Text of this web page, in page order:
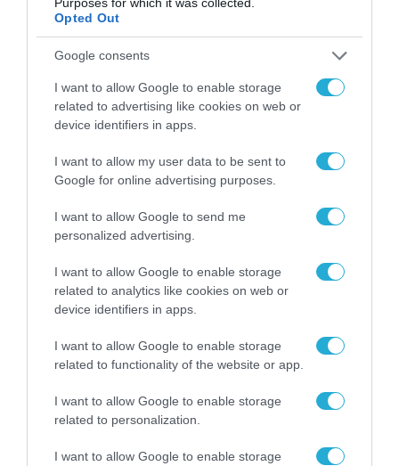
Opted Out
Google consents
I want to allow Google to enable storage
related to advertising like cookies on web or
device identifiers in apps.
I want to allow my user data to be sent to
Google for online advertising purposes.
I want to allow Google to send me
personalized advertising.
I want to allow Google to enable storage
related to analytics like cookies on web or
device identifiers in apps.
I want to allow Google to enable storage
related to functionality of the website or app.
I want to allow Google to enable storage
related to personalization.
I want to allow Google to enable storage
MEDIA